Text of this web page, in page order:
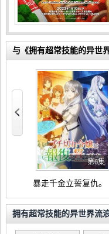
与《拥有超常技能的异世
暴走千金立誓复仇。
第6集
拥有超常技能的异世界流